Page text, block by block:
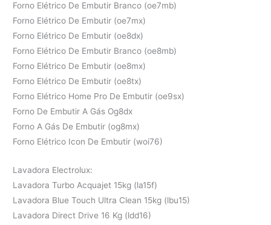
Forno Elétrico De Embutir Branco (oe7mb)
Forno Elétrico De Embutir (oe7mx)
Forno Elétrico De Embutir (oe8dx)
Forno Elétrico De Embutir Branco (oe8mb)
Forno Elétrico De Embutir (oe8mx)
Forno Elétrico De Embutir (oe8tx)
Forno Elétrico Home Pro De Embutir (oe9sx)
Forno De Embutir A Gás Og8dx
Forno A Gás De Embutir (og8mx)
Forno Elétrico Icon De Embutir (woi76)
Lavadora Electrolux:
Lavadora Turbo Acquajet 15kg (la15f)
Lavadora Blue Touch Ultra Clean 15kg (lbu15)
Lavadora Direct Drive 16 Kg (ldd16)